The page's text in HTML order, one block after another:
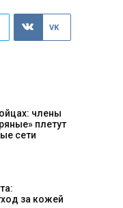
VK
члены
плетут
сети
за кожей